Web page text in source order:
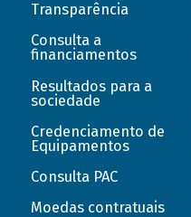
Transparência
Consulta a
financiamentos
Resultados para a
sociedade
Credenciamento de
Equipamentos
Consulta PAC
Moedas contratuais